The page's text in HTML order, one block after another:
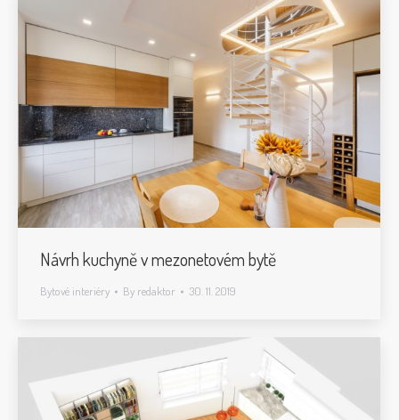
Návrh kuchyně v mezonetovém bytě
Bytové interiéry By redaktor 30. 11. 2019